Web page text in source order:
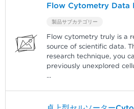
Flow Cytometry Data
製品サブカテゴリー
Flow cytometry truly is a
source of scientific data.
research technique, you
previously unexplored
...